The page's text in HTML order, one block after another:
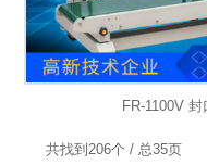
FR-1100V 封
共找到206个 / 总35页